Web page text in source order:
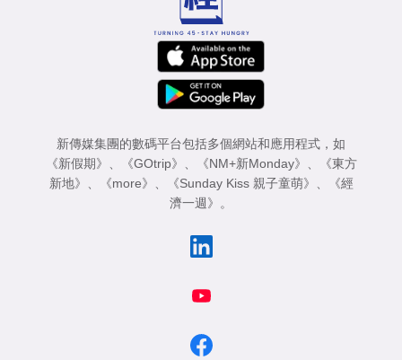
新傳媒集團的數碼平台包括多個網站和應用程式，如
《新假期》
《GOtrip》 《NM+新Monday》
《東方
新地》
《more》 《Sunday Kiss 親子童萌》
《經
濟一週》
。